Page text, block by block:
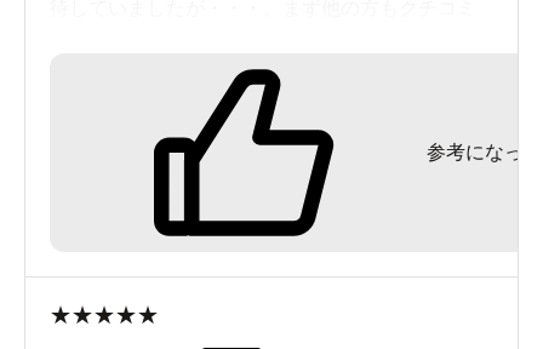
べて100円が徴収され、中に入ると外観より古びた
感じでした。浴室にはサウナや露天風呂など一通
りのものは揃っていますが、泉質も含めここでな
ければというものがありませんでした。この辺り
は他の温泉施設も豊富にあるため、わざわざここ
参考になった
★★★★★